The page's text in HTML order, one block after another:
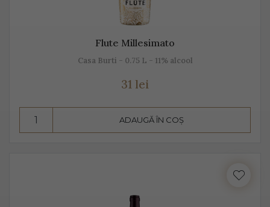
Flute Millesimato
Casa Burti - 0.75 L - 11% alcool
31 lei
ADAUGĂ ÎN COȘ